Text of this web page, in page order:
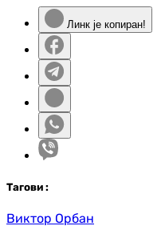
Линк је копиран!
Тагови :
Виктор Орбан